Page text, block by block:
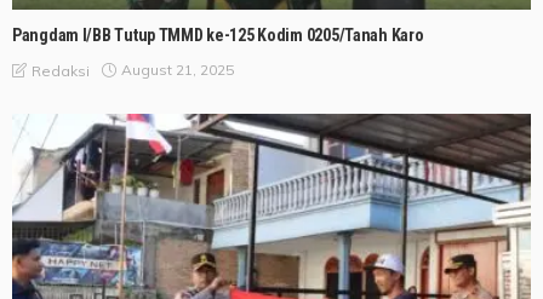
Pangdam I/BB Tutup TMMD ke-125 Kodim 0205/Tanah Karo
Redaksi August 21, 2025